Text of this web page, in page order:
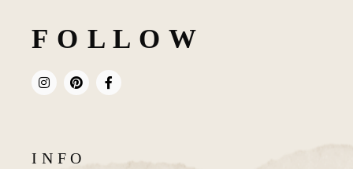
F O L L O W
I N F O